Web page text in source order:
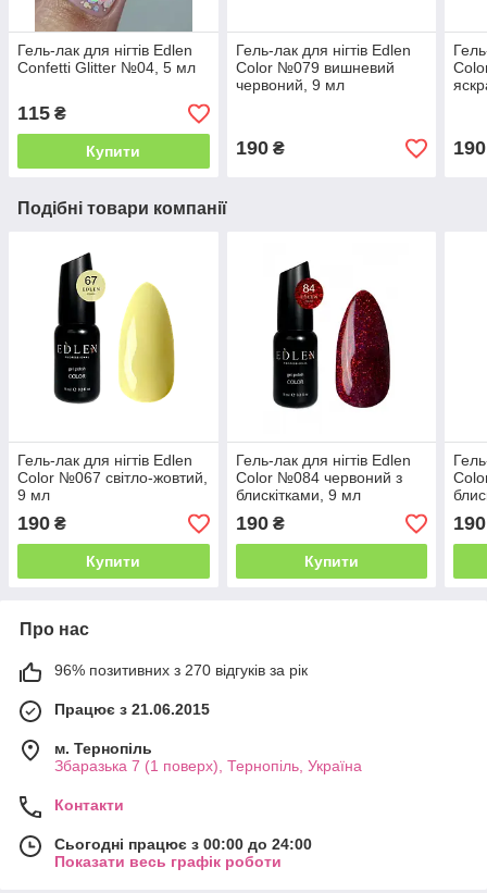
Гель-лак для нігтів Edlen
Confetti Glitter №04, 5 мл
115 ₴
Купити
Гель-лак для нігтів Edlen
Color №079 вишневий
червоний, 9 мл
190₴ 190
Подібні товари компанії
Гель-лак для нігтів Edlen
Color №067 світло-жовтий,
9 мл
190 ₴
Купити
Гель-лак для нігтів Edlen
Color №084 червоний з
блискітками, 9 мл
190₴
Купити
190
Про нас
96% позитивних з 270 відгуків за рік
Працює з 21.06.2015
м. Тернопіль
Збаразька 7 (1 поверх), Тернопіль, Україна
Контакти
Сьогодні працює з 00:00 до 24:00
Показати весь графік роботи